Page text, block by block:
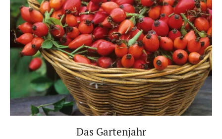
Das Gartenjahr